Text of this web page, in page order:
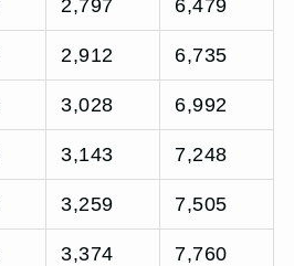
2,797 6,479
2,912 6,735
3,028 6,992
3,143 7,248
3,259 7,505
3,374 7,760